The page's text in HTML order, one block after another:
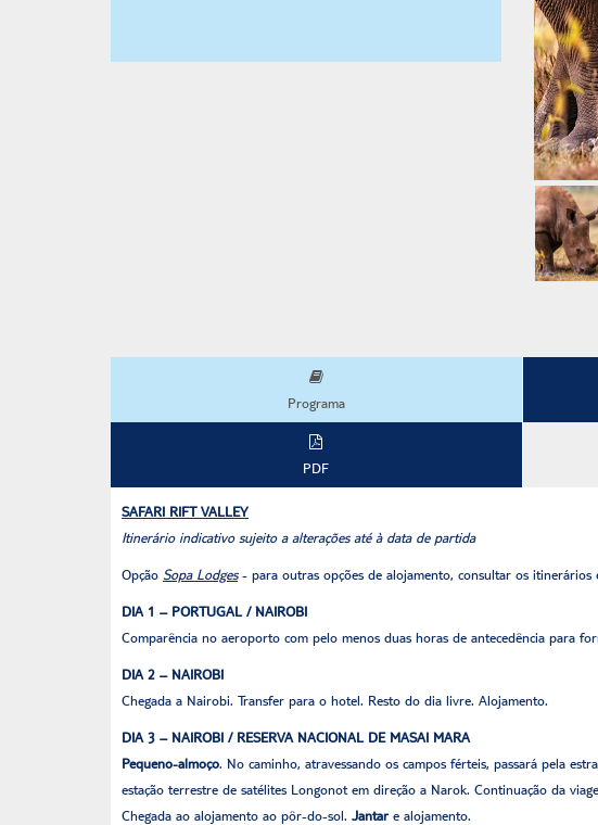
Programa
PDF
SAFARI RIFT VALLEY
Itinerário indicativo sujeito a alterações até à data de partida
Opção Sopa Lodges- para outras opções de alojamento, consultar os itinerários
DIA 1 – PORTUGAL / NAIROBI
Comparência no aeroporto com pelo menos duas horas de antecedência para
DIA 2 – NAIROBI
Chegada a Nairobi. Transfer para o hotel. Resto do dia livre. Alojamento.
DIA 3 – NAIROBI / RESERVA NACIONAL DE MASAI MARA
Pequeno-almoço. No caminho, atravessando os campos férteis, passará pela
estação terrestre de satélites Longonot em direção a Narok. Continuação da
Chegada ao alojamento ao pôr-do-sol. Jantare alojamento.